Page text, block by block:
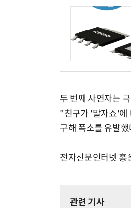
두 번째 사연자는
"친구가 '말자쇼'에
구해 폭소를 유발했
전자신문인터넷
관련 기사